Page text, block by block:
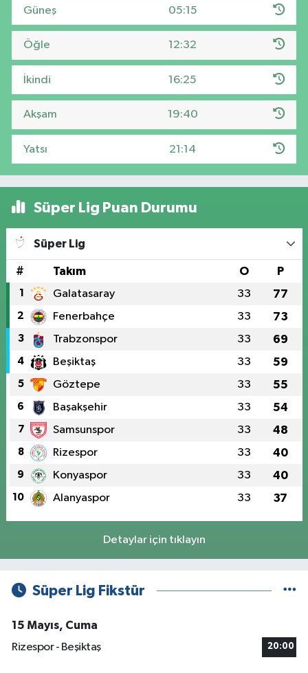
Güneş 05:15
Öğle 12:32
İkindi 16:25
Akşam 19:40
Yatsı 21:14
Süper Lig Puan Durumu
Süper Lig
# Takım O P
1 Galatasaray 33 77
2 Fenerbahçe 33 73
3 Trabzonspor 33 69
4 Beşiktaş 33 59
5 Göztepe 33 55
6 Başakşehir 33 54
7 Samsunspor 33 48
8 Rizespor 33 40
9 Konyaspor 33 40
10 Alanyaspor 33 37
Detaylar için tıklayın
Süper Lig Fikstür
15 Mayıs, Cuma
Rizespor - Beşiktaş
20:00